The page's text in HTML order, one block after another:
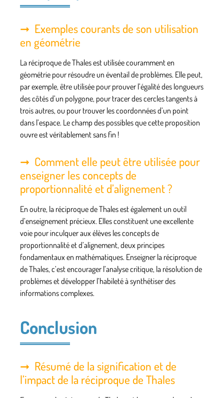
Exemples courants de son utilisation
en géométrie
La réciproque de Thales est utilisée couramment en
géométrie pour résoudre un éventail de problèmes. Elle peut,
par exemple, être utilisée pour prouver l’égalité des longueurs
des côtés d’un polygone, pour tracer des cercles tangents à
trois autres, ou pour trouver les coordonnées d’un point
dans l’espace. Le champ des possibles que cette proposition
ouvre est véritablement sans fin !
Comment elle peut être utilisée pour
enseigner les concepts de
proportionnalité et d’alignement ?
En outre, la réciproque de Thales est également un outil
d’enseignement précieux. Elles constituent une excellente
voie pour inculquer aux élèves les concepts de
proportionnalité et d’alignement, deux principes
fondamentaux en mathématiques. Enseigner la réciproque
de Thales, c’est encourager l’analyse critique, la résolution de
problèmes et développer l’habileté à synthétiser des
informations complexes.
Conclusion
Résumé de la signification et de
l’impact de la réciproque de Thales